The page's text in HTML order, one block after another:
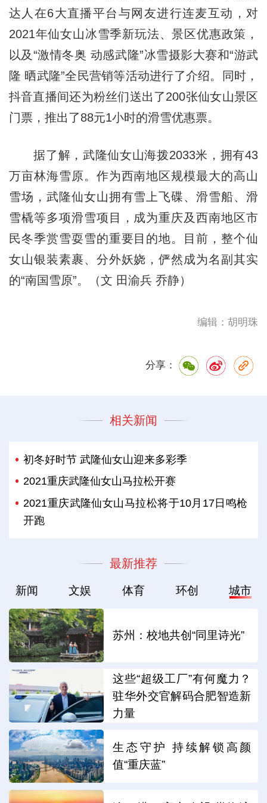
达人在6大直播平台与网友进行连麦互动，对
2021年仙女山冰雪季新玩法、景区优惠政策，
以及“激情冬奥 动感武隆”冰雪摄影大赛和“游武
隆 晒武隆”全民营销等活动进行了介绍。同时，
抖音直播间还为粉丝们送出了200张仙女山景区
门票，推出了88元1小时的滑雪优惠票。
据了解，武隆仙女山海拨2033米，拥有43
万亩林海雪原。作为西南地区规模最大的高山
雪场，武隆仙女山拥有雪上飞碟、滑雪船、滑
雪橇等多项滑雪项目，成为重庆及西南地区市
民冬季赏雪耍雪的重要目的地。目前，整个仙
女山银装素裹、分外妖娆，俨然成为名副其实
的“南国雪原”。（文 田渝兵 乔静）
编辑：胡明珠
分享：
相关新闻
初冬好时节 武隆仙女山迎来多彩季
2021重庆武隆仙女山马拉松开赛
2021重庆武隆仙女山马拉松将于10月17日鸣枪
开跑
最新推荐
新闻 文娱 体育 环创 城市
苏州：校地共创“同里诗光”
这些“超级工厂”有何魔力？
驻华外交官解码合肥智造新
力量
生态守护 持续解锁高颜
值“重庆蓝”